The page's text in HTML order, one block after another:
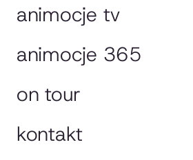
animocje tv
animocje 365
on tour
kontakt